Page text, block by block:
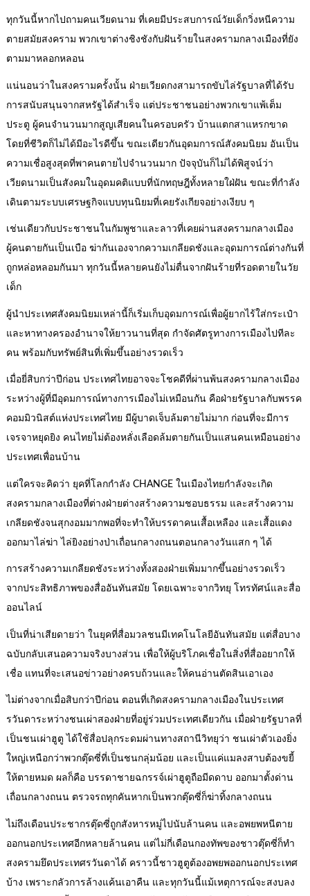
ทุกวันนี้หากไปถามคนเวียดนาม ที่เคยมีประสบการณ์วัยเด็กวิ่งหนีความ
ตายสมัยสงคราม พวกเขาต่างชิงชังกับฝันร้ายในสงครามกลางเมืองที่ยัง
ตามมาหลอกหลอน
แน่นอนว่าในสงครามครั้งนั้น ฝ่ายเวียดกงสามารถขับไล่รัฐบาลที่ได้รับ
การสนับสนุนจากสหรัฐได้สำเร็จ แต่ประชาชนอย่างพวกเขาแพ้เต็ม
ประตู ผู้คนจำนวนมากสูญเสียคนในครอบครัว บ้านแตกสาแหรกขาด
โดยที่ชีวิตก็ไม่ได้มีอะไรดีขึ้น ขณะเดียวกันอุดมการณ์สังคมนิยม อันเป็น
ความเชื่อสูงสุดที่พาคนตายไปจำนวนมาก ปัจจุบันก็ไม่ได้พิสูจน์ว่า
เวียดนามเป็นสังคมในอุดมคติแบบที่นักทฤษฎีทั้งหลายใฝ่ฝัน ขณะที่กำลัง
เดินตามระบบเศรษฐกิจแบบทุนนิยมที่เคยรังเกียจอย่างเงียบ ๆ
เช่นเดียวกับประชาชนในกัมพูชาและลาวที่เคยผ่านสงครามกลางเมือง
ผู้คนตายกันเป็นเบือ ฆ่ากันเองจากความเกลียดชังและอุดมการณ์ต่างกันที่
ถูกหล่อหลอมกันมา ทุกวันนี้หลายคนยังไม่ตื่นจากฝันร้ายที่รอดตายในวัย
เด็ก
ผู้นำประเทศสังคมนิยมเหล่านี้ก็เริ่มเก็บอุดมการณ์เพื่อผู้ยากไร้ใส่กระเป๋า
และหาทางครองอำนาจให้ยาวนานที่สุด กำจัดศัตรูทางการเมืองไปทีละ
คน พร้อมกับทรัพย์สินที่เพิ่มขึ้นอย่างรวดเร็ว
เมื่อยี่สิบกว่าปีก่อน ประเทศไทยอาจจะโชคดีที่ผ่านพ้นสงครามกลางเมือง
ระหว่างผู้ที่มีอุดมการณ์ทางการเมืองไม่เหมือนกัน คือฝ่ายรัฐบาลกับพรรค
คอมมิวนิสต์แห่งประเทศไทย มีผู้บาดเจ็บล้มตายไม่มาก ก่อนที่จะมีการ
เจรจาหยุดยิง คนไทยไม่ต้องหลั่งเลือดล้มตายกันเป็นแสนคนเหมือนอย่าง
ประเทศเพื่อนบ้าน
แต่ใครจะคิดว่า ยุคที่โลกกำลัง CHANGE ในเมืองไทยกำลังจะเกิด
สงครามกลางเมืองที่ต่างฝ่ายต่างสร้างความชอบธรรม และสร้างความ
เกลียดชังจนสุกงอมมากพอที่จะทำให้บรรดาคนเสื้อเหลือง และเสื้อแดง
ออกมาไล่ฆ่า ไล่ยิงอย่างป่าเถื่อนกลางถนนตอนกลางวันแสก ๆ ได้
การสร้างความเกลียดชังระหว่างทั้งสองฝ่ายเพิ่มมากขึ้นอย่างรวดเร็ว
จากประสิทธิภาพของสื่ออันทันสมัย โดยเฉพาะจากวิทยุ โทรทัศน์และสื่อ
ออนไลน์
เป็นที่น่าเสียดายว่า ในยุคที่สื่อมวลชนมีเทคโนโลยีอันทันสมัย แต่สื่อบาง
ฉบับกลับเสนอความจริงบางส่วน เพื่อให้ผู้บริโภคเชื่อในสิ่งที่สื่ออยากให้
เชื่อ แทนที่จะเสนอข่าวอย่างครบถ้วนและให้คนอ่านตัดสินเอาเอง
ไม่ต่างจากเมื่อสิบกว่าปีก่อน ตอนที่เกิดสงครามกลางเมืองในประเทศ
รวันดาระหว่างชนเผ่าสองฝ่ายที่อยู่ร่วมประเทศเดียวกัน เมื่อฝ่ายรัฐบาลที่
เป็นชนเผ่าฮูตู ได้ใช้สื่อปลุกระดมผ่านทางสถานีวิทยุว่า ชนเผ่าตัวเองยิ่ง
ใหญ่เหนือกว่าพวกตุ๊ดซี่ที่เป็นชนกลุ่มน้อย และเป็นแค่แมลงสาบต้องขยี้
ให้ตายหมด ผลก็คือ บรรดาชายฉกรรจ์เผ่าฮูตูถือมีดดาบ ออกมาตั้งด่าน
เถื่อนกลางถนน ตรวจรถทุกคันหากเป็นพวกตุ๊ดซี่ก็ฆ่าทิ้งกลางถนน
ไม่ถึงเดือนประชากรตุ๊ดซี่ถูกสังหารหมู่ไปนับล้านคน และอพยพหนีตาย
ออกนอกประเทศอีกหลายล้านคน แต่ไม่กี่เดือนกองทัพของชาวตุ๊ดซี่ก็ทำ
สงครามยึดประเทศรวันดาได้ คราวนี้ชาวฮูตูต้องอพยพออกนอกประเทศ
บ้าง เพราะกลัวการล้างแค้นเอาคืน และทุกวันนี้แม้เหตุการณ์จะสงบลง